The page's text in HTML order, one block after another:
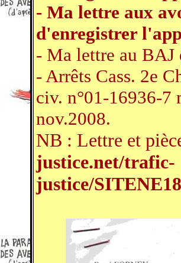
- Ma lettre aux
d'enregistrer
- Ma lettre au BAJ
- Arrêts Cass. 2e
civ. n°01-16936-7
nov.2008.
NB : Lettre et
justice.net/trafic-
justice/